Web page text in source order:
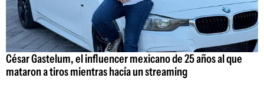
César Gastelum, el influencer mexicano de 25 años al que
mataron a tiros mientras hacía un streaming